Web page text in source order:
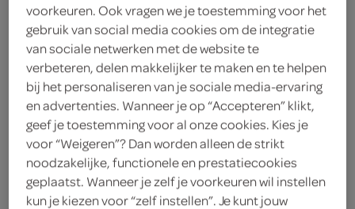
20 plakjes diepvriesbladerdeeg
3 eetlepels suiker
2 friszoete handappels
kies je winkel
benodigdheden
voorkeuren. Ook vragen we je toestemming voor het
gebruik van social media cookies om de integratie
van sociale netwerken met de website te
verbeteren, delen makkelijker te maken en te helpen
bij het personaliseren van je sociale media-ervaring
en advertenties. Wanneer je op “Accepteren” klikt,
geef je toestemming voor al onze cookies. Kies je
voor “Weigeren”? Dan worden alleen de strikt
noodzakelijke, functionele en prestatiecookies
geplaatst. Wanneer je zelf je voorkeuren wil instellen
kun je kiezen voor “zelf instellen”. Je kunt jouw